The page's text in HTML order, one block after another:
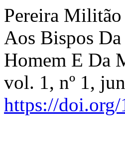
Pereira Militão
Aos Bispos
Homem E Da
vol. 1, nº 1,
https://doi.org/